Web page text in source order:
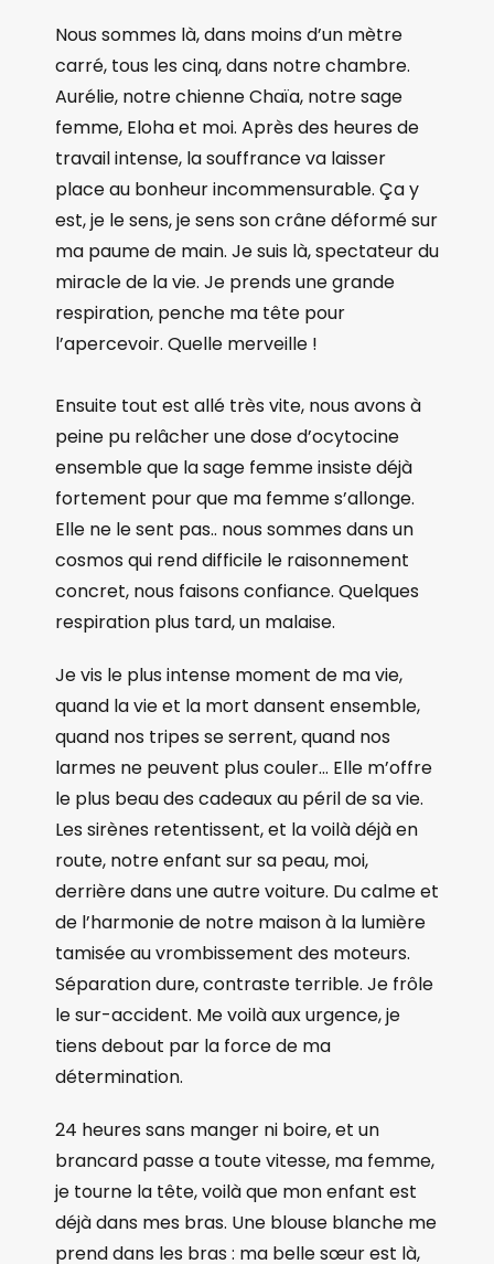
Nous sommes là, dans moins d’un mètre
carré, tous les cinq, dans notre chambre.
Aurélie, notre chienne Chaïa, notre sage
femme, Eloha et moi. Après des heures de
travail intense, la souffrance va laisser
place au bonheur incommensurable. Ça y
est, je le sens, je sens son crâne déformé sur
ma paume de main. Je suis là, spectateur du
miracle de la vie. Je prends une grande
respiration, penche ma tête pour
l’apercevoir. Quelle merveille !
Ensuite tout est allé très vite, nous avons à
peine pu relâcher une dose d’ocytocine
ensemble que la sage femme insiste déjà
fortement pour que ma femme s’allonge.
Elle ne le sent pas.. nous sommes dans un
cosmos qui rend difficile le raisonnement
concret, nous faisons confiance. Quelques
respiration plus tard, un malaise.
Je vis le plus intense moment de ma vie,
quand la vie et la mort dansent ensemble,
quand nos tripes se serrent, quand nos
larmes ne peuvent plus couler… Elle m’offre
le plus beau des cadeaux au péril de sa vie.
Les sirènes retentissent, et la voilà déjà en
route, notre enfant sur sa peau, moi,
derrière dans une autre voiture. Du calme et
de l’harmonie de notre maison à la lumière
tamisée au vrombissement des moteurs.
Séparation dure, contraste terrible. Je frôle
le sur-accident. Me voilà aux urgence, je
tiens debout par la force de ma
détermination.
24 heures sans manger ni boire, et un
brancard passe a toute vitesse, ma femme,
je tourne la tête, voilà que mon enfant est
déjà dans mes bras. Une blouse blanche me
prend dans les bras : ma belle sœur est là,